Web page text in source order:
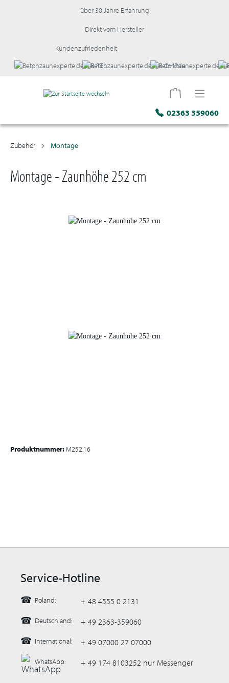
über 30 Jahre Erfahrung
Direkt vom Hersteller
Kundenzufriedenheit
02363 359060
Zubehör Montage
Montage - Zaunhöhe 252 cm
Produktnummer: M252.16
Service-Hotline
☎ Poland: + 48 4555 0 2131
☎ Deutschland: + 49 2363-359060
☎ International: + 49 07000 27 07000
WhatsApp: + 49 174 8103252 nur Messenger